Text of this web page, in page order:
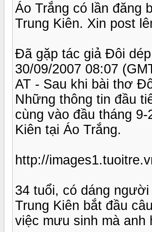
Áo Trắng có lần đăng
Trung Kiên. Xin post
Đã gặp tác giả Đôi dép
30/09/2007 08:07
AT - Sau khi bài thơ
Những thông tin đầu
cùng vào đầu tháng
Kiên tại Áo Trắng.
http://
34 tuổi, có dáng
Trung Kiên bắt đầu
việc mưu sinh mà